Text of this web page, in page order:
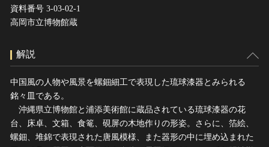
資料番号 3-03-02-1
高岡市立博物館蔵
解説
中国風の人物や風景を螺鈿細工で表現した琉球漆器とみられる
銘々皿である。
沖縄県立博物館と浦添美術館に蔵品されている琉球漆器の花
台、床卓、文箱、食篭、硯屏の木地作りの形姿。さらに、箔絵、
螺鈿、堆錦で表現された唐風模様、また器形の中に埋め込まれた